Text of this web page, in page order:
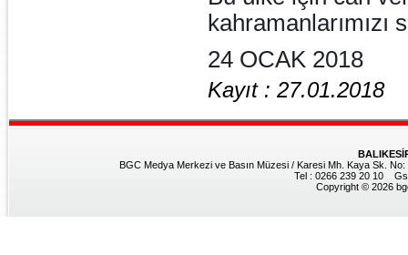
kahramanlarımızı
24 OCAK 2018
Kayıt : 27.01.2018
BGC Medya Merkezi ve Basın Müzesi / Karesi Mh. Kaya Sk.
Tel : 0266 239 20 10
Copyright © 2026